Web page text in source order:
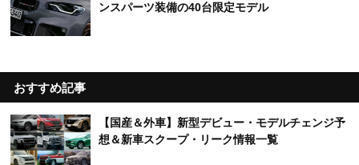
ンスパーツ装備の40台限定モデル
おすすめ記事
【国産＆外車】新型デビュー・モデルチェンジ予
想＆新車スクープ・リーク情報一覧